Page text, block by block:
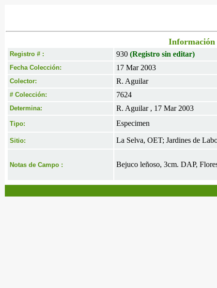
Información
Registro # : 930 (Registro sin editar)
Fecha Colección: 17 Mar 2003
Colector: R. Aguilar
# Colección: 7624
Determina: R. Aguilar , 17 Mar 2003
Tipo: Especimen
Sitio: La Selva, OET; Jardines de
Notas de Campo : Bejuco leñoso, 3cm. DAP,